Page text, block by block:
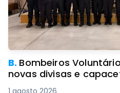
B. Bombeiros
novas divisas e
1 agosto 2026